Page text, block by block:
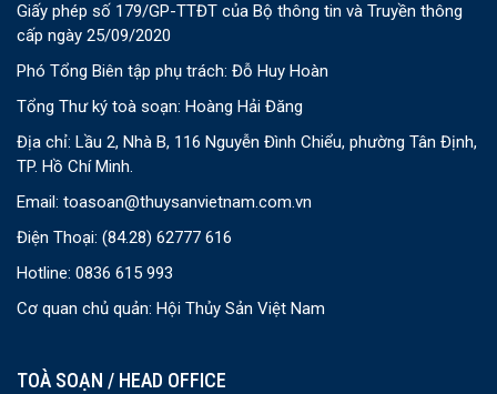
Giấy phép số 179/GP-TTĐT của Bộ thông tin và Truyền thông
cấp ngày 25/09/2020
Phó Tổng Biên tập phụ trách: Đỗ Huy Hoàn
Tổng Thư ký toà soạn: Hoàng Hải Đăng
Địa chỉ: Lầu 2, Nhà B, 116 Nguyễn Đình Chiểu, phường Tân Định,
TP. Hồ Chí Minh.
Email: toasoan@thuysanvietnam.com.vn
Điện Thoại: (84.28) 62777 616
Hotline: 0836 615 993
Cơ quan chủ quản: Hội Thủy Sản Việt Nam
TOÀ SOẠN / HEAD OFFICE